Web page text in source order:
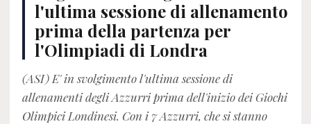
l'ultima sessione di allenamento
prima della partenza per
l'Olimpiadi di Londra
(ASI) E' in svolgimento l'ultima sessione di
allenamenti degli Azzurri prima dell'inizio dei Giochi
Olimpici Londinesi. Con i 7 Azzurri, che si stanno